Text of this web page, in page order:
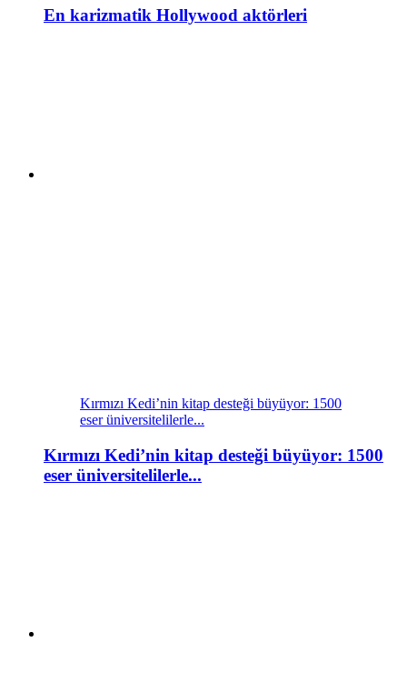
En karizmatik Hollywood aktörleri
Kırmızı Kedi’nin kitap desteği büyüyor: 1500
eser üniversitelilerle...
Kırmızı Kedi’nin kitap desteği büyüyor: 1500
eser üniversitelilerle...